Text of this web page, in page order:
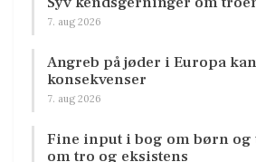
7. aug 2026
Angreb på jøder i Europa
konsekvenser
7. aug 2026
Fine input i bog om børn og
om tro og eksistens